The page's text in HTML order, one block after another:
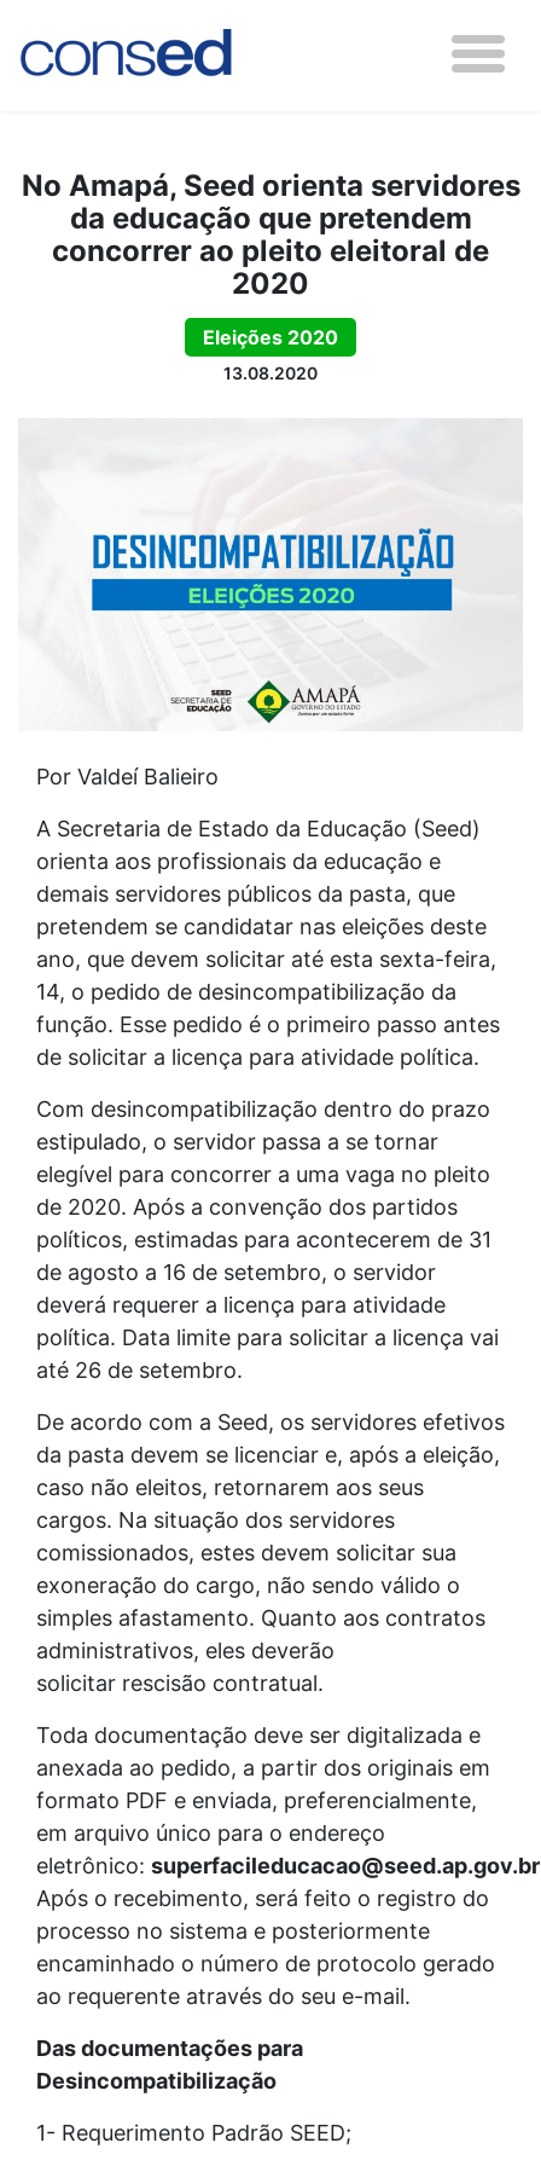
No Amapá, Seed orienta servidores
da educação que pretendem
concorrer ao pleito eleitoral de
2020
Eleições 2020
13.08.2020
Por Valdeí Balieiro
A Secretaria de Estado da Educação (Seed)
orienta aos profissionais da educação e
demais servidores públicos da pasta, que
pretendem se candidatar nas eleições deste
ano, que devem solicitar até esta sexta-feira,
14, o pedido de desincompatibilização da
função. Esse pedido é o primeiro passo antes
de solicitar a licença para atividade política.
Com desincompatibilização dentro do prazo
estipulado, o servidor passa a se tornar
elegível para concorrer a uma vaga no pleito
de 2020. Após a convenção dos partidos
políticos, estimadas para acontecerem de 31
de agosto a 16 de setembro, o servidor
deverá requerer a licença para atividade
política. Data limite para solicitar a licença vai
até 26 de setembro.
De acordo com a Seed, os servidores efetivos
da pasta devem se licenciar e, após a eleição,
caso não eleitos, retornarem aos seus
cargos. Na situação dos servidores
comissionados, estes devem solicitar sua
exoneração do cargo, não sendo válido o
simples afastamento. Quanto aos contratos
administrativos, eles deverão
solicitar rescisão contratual.
Toda documentação deve ser digitalizada e
anexada ao pedido, a partir dos originais em
formato PDF e enviada, preferencialmente,
em arquivo único para o endereço
eletrônico: superfacileducacao@seed.ap.gov.br
Após o recebimento, será feito o registro do
processo no sistema e posteriormente
encaminhado o número de protocolo gerado
ao requerente através do seu e-mail.
Das documentações para
Desincompatibilização
1- Requerimento Padrão SEED;